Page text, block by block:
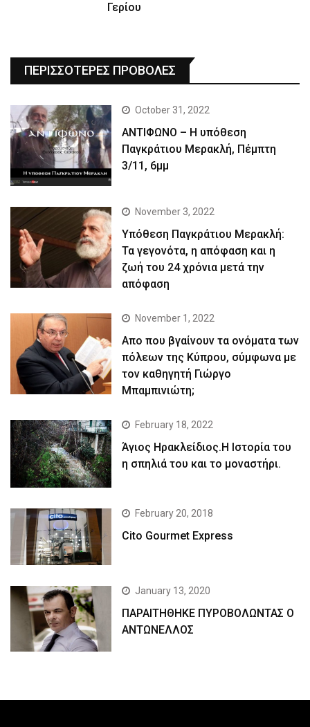
Γερίου
ΠΕΡΙΣΣΟΤΕΡΕΣ ΠΡΟΒΟΛΕΣ
October 31, 2022
ΑΝΤΙΦΩΝΟ – Η υπόθεση
Παγκράτιου Μερακλή, Πέμπτη
3/11, 6μμ
November 3, 2022
Yπόθεση Παγκράτιου Μερακλή:
Τα γεγονότα, η απόφαση και η
ζωή του 24 χρόνια μετά την
απόφαση
November 1, 2022
Απο που βγαίνουν τα ονόματα των
πόλεων της Κύπρου, σύμφωνα με
τον καθηγητή Γιώργο
Μπαμπινιώτη;
February 18, 2022
Άγιος Ηρακλείδιος.Η Ιστορία του
η σπηλιά του και το μοναστήρι.
February 20, 2018
Cito Gourmet Express
January 13, 2020
ΠΑΡΑΙΤΗΘΗΚΕ ΠΥΡΟΒΟΛΩΝΤΑΣ Ο
ΑΝΤΩΝΕΛΛΟΣ